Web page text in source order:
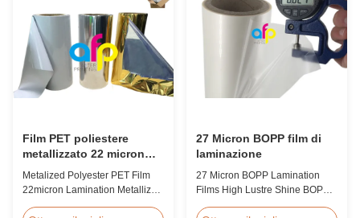
laminate rolls that ...
Wrap Film Material: PP + PE
Shrinkage Ratio: Over 60% ...
Film PET poliestere
metallizzato 22 micron
laminamento film
metallizzato roll
Metalized Polyester PET Film
22micron Lamination Metallized
27 Micron BOPP film di
laminazione
27 Micron BOPP Lamination
Films High Lustre Shine BOPP